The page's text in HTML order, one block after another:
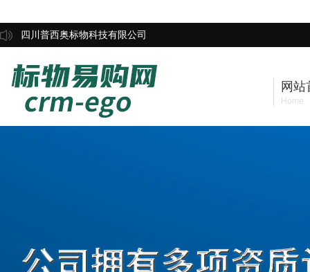
四川普西奥标物科技有限公司
网站
Home